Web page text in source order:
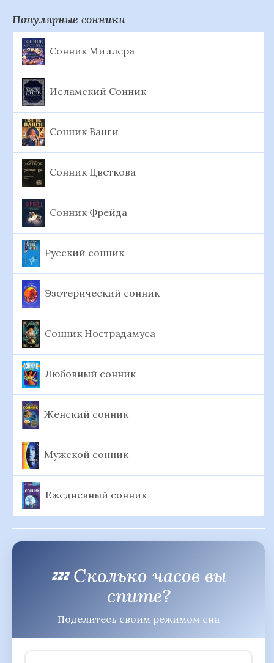
Популярные сонники
Сонник Миллера
Исламский Сонник
Сонник Ванги
Сонник Цветкова
Сонник Фрейда
Русский сонник
Эзотерический сонник
Сонник Нострадамуса
Любовный сонник
Женский сонник
Мужской сонник
Ежедневный сонник
💤 Сколько часов вы
спите?
Поделитесь своим режимом сна